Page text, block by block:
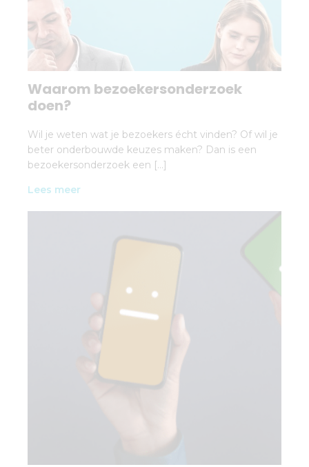
Waarom bezoekersonderzoek
doen?
Wil je weten wat je bezoekers écht vinden? Of wil je
beter onderbouwde keuzes maken? Dan is een
bezoekersonderzoek een […]
Lees meer